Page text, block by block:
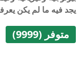
يجد فيه ما لم يكن
متوفر (9999)